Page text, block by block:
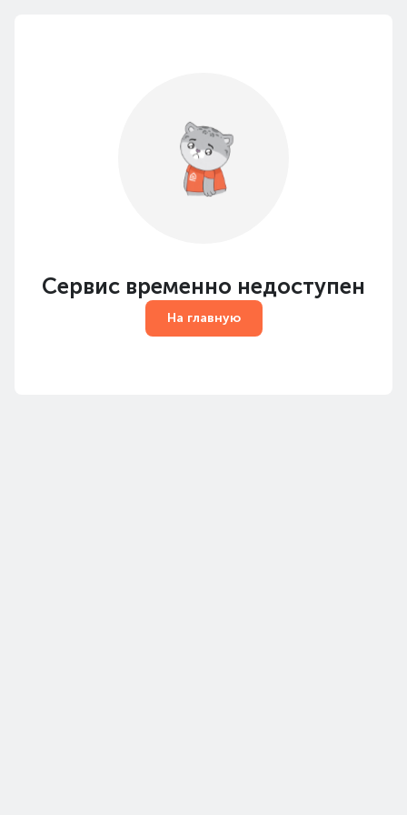
Сервис временно недоступен
На главную